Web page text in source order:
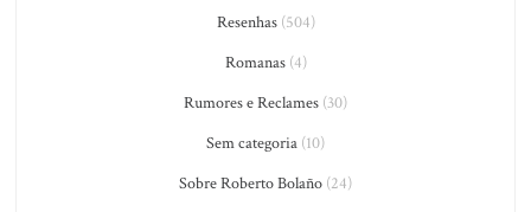
Resenhas(504)
Romanas(4)
Rumores e Reclames (30)
Sem categoria (10)
Sobre Roberto Bolaño (24)